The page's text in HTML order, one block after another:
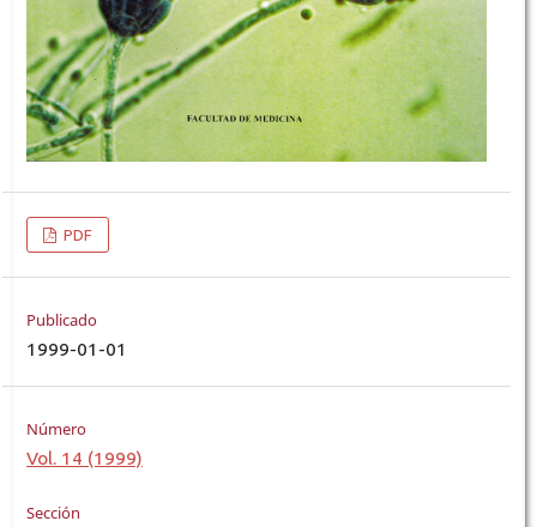
PDF
Publicado
1999-01-01
Número
Vol. 14 (1999)
Sección